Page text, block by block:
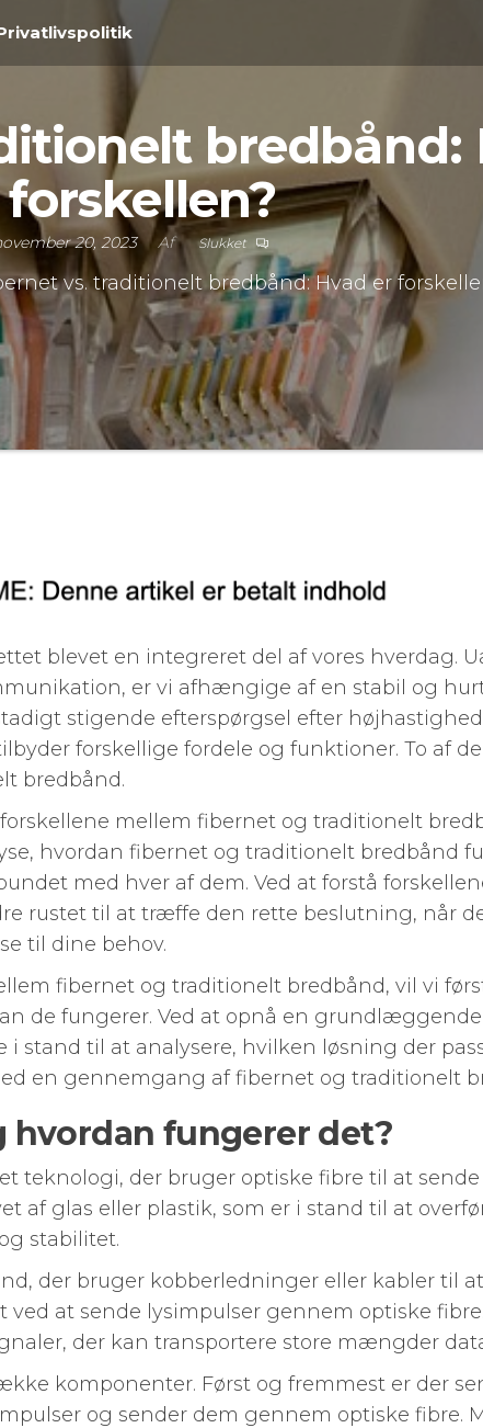
bredbånd:
forskellen?
20, 2023 Af Slukket
vs. traditionelt bredbånd: Hvad er
blevet en integreret del af vores hverdag.
er vi afhængige af en stabil og
stigende efterspørgsel efter
forskellige fordele og funktioner. To af
bredbånd.
mellem fibernet og traditionelt
hvordan fibernet og traditionelt bredbånd
med hver af dem. Ved at forstå
rustet til at træffe den rette beslutning, når
til dine behov.
fibernet og traditionelt bredbånd, vil vi
de fungerer. Ved at opnå en grundlæggende
stand til at analysere, hvilken løsning der
en gennemgang af fibernet og traditionelt
hvordan fungerer det?
teknologi, der bruger optiske fibre til at
af glas eller plastik, som er i stand til at
stabilitet.
der bruger kobberledninger eller kabler til
at sende lysimpulser gennem optiske
der kan transportere store mængder
komponenter. Først og fremmest er der
og sender dem gennem optiske fibre.